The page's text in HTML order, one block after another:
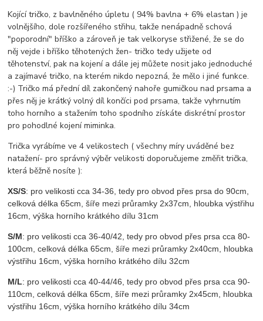
Kojící tričko, z bavlněného úpletu ( 94% bavlna + 6% elastan ) je
volnějšího, dole rozšířeného střihu, takže nenápadně schová
"poporodní" bříško a zároveň je tak velkoryse střižené, že se do
něj vejde i bříško těhotených žen- tričko tedy užijete od
těhotenství, pak na kojení a dále jej můžete nosit jako jednoduché
a zajímavé tričko, na kterém nikdo nepozná, že mělo i jiné funkce.
:-) Tričko má přední díl zakončený nahoře gumičkou nad prsama a
přes něj je krátký volný díl končíci pod prsama, takže vyhrnutím
toho horního a stažením toho spodního získáte diskrétní prostor
pro pohodlné kojení miminka.
Trička vyrábíme ve 4 velikostech ( všechny míry uváděné bez
natažení- pro správný výběr velikosti doporučujeme změřit trička,
která běžně nosíte ):
XS/S: pro velikosti cca 34-36, tedy pro obvod přes prsa do 90cm,
celková délka 65cm, šíře mezi průramky 2x37cm, hloubka výstřihu
16cm, výška horního krátkého dílu 31cm
S/M: pro velikosti cca 36-40/42, tedy pro obvod přes prsa cca 80-
100cm, celková délka 65cm, šíře mezi průramky 2x40cm, hloubka
výstřihu 16cm, výška horního krátkého dílu 32cm
M/L: pro velikosti cca 40-44/46, tedy pro obvod přes prsa cca 90-
110cm, celková délka 65cm, šíře mezi průramky 2x45cm, hloubka
výstřihu 16cm, výška horního krátkého dílu 34cm